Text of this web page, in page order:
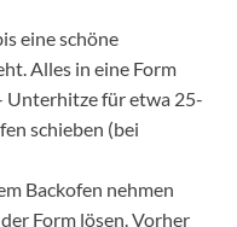
eine schöne
Alles in eine Form
Unterhitze für etwa 25-
schieben (bei
Backofen nehmen
Form lösen. Vorher